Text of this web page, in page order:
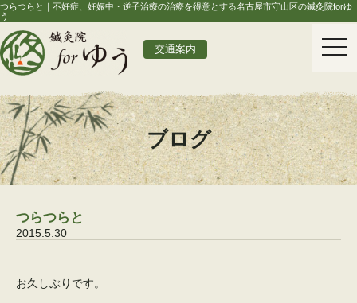
つらつらと｜不妊症、妊娠中・逆子治療の治療を得意とする名古屋市守山区の鍼灸院forゆ
う
交通案内
ブログ
つらつらと
2015.5.30
お久しぶりです。